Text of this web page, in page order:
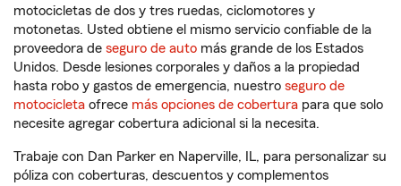
motocicletas de dos y tres ruedas, ciclomotores y
motonetas. Usted obtiene el mismo servicio confiable de la
proveedora de seguro de auto más grande de los Estados
Unidos. Desde lesiones corporales y daños a la propiedad
hasta robo y gastos de emergencia, nuestro seguro de
motocicleta ofrece más opciones de cobertura para que solo
necesite agregar cobertura adicional si la necesita.
Trabaje con Dan Parker en Naperville, IL, para personalizar su
póliza con coberturas, descuentos y complementos